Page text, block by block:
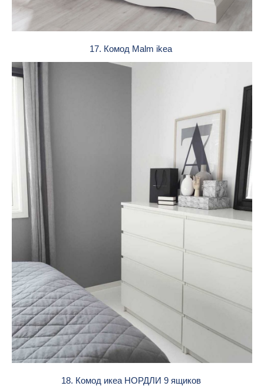
17. Комод Malm ikea
18. Комод икеа НОРДЛИ 9 ящиков